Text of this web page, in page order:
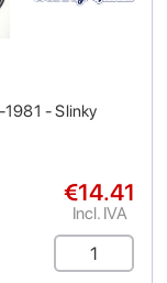
- Slinky
€14.41
Incl. IVA